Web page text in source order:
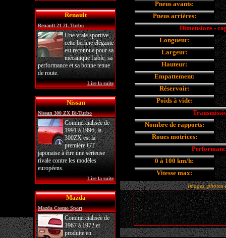
Renault
Renault 21 2L Turbo
Une vraie sportive,
cette berline élégante
est reconnue pour sa
mécanique fiable, sa
performance et sa bonne tenue
de route.
Lire la suite
Nissan
Nissan 300 ZX Bi-Turbo
Commercialisée de
1991 à 1996, la
300ZX est la
première GT
japonaise à être une sérieuse
rivale contre les modèles
européens.
Lire la suite
Mazda
Mazda Cosmo Sport
Commercialisée de
1967 à 1972 et
produite en
Pneus avants:
Pneus arrières:
Dimensions -
Longueur:
Largeur:
Hauteur:
Empattement:
Réservoir:
Poids à vide:
Nombre de rapports:
Roues motrices:
0 à 100 km/h:
Vitesse max:
Images, photos